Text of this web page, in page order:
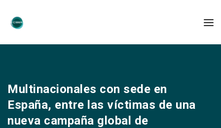
Multinacionales con sede en
España, entre las víctimas de una
nueva campaña global de